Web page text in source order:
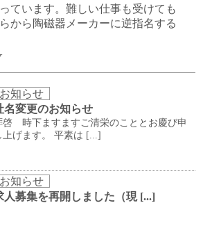
ています。難しい仕事も受けても
から陶磁器メーカーに逆指名する
お知らせ
名変更のお知らせ
啓 時下ますますご清栄のこととお慶び申
上げます。 平素は [...]
お知らせ
人募集を再開しました（現 [...]